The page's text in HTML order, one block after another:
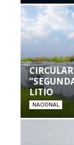
LITIO
NACIONAL